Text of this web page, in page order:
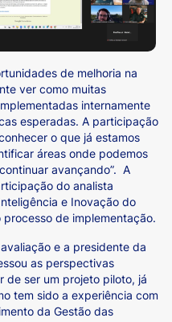
de melhoria na
ver como muitas
internamente
esperadas. A participação
o que já estamos
áreas onde podemos
avançando”. A
do analista
e Inovação do
de implementação.
e a presidente da
as perspectivas
de ser um projeto piloto, já
tem sido a experiência com
da Gestão das